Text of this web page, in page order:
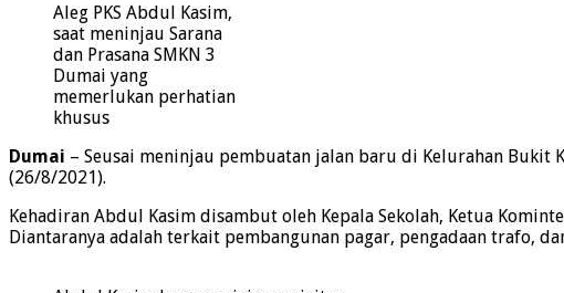
Aleg PKS Abdul Kasim,
saat meninjau Sarana
dan Prasana SMKN 3
Dumai yang
memerlukan perhatian
khusus
Dumai – Seusai meninjau pembuatan jalan baru di Kelurahan Bukit
(26/8/2021).
Kehadiran Abdul Kasim disambut oleh Kepala Sekolah, Ketua
Diantaranya adalah terkait pembangunan pagar, pengadaan trafo,